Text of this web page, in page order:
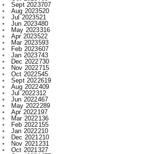
May 2023316
Apr 2023522
Mar 2023593
Feb 2023607
Jan 2023743
Dec 2022730
Nov 2022715
Oct 2022545
Sept 2022619
Aug 2022409
Jul 2022312
Jun 2022467
May 2022289
Apr 2022197
Mar 2022136
Feb 2022155
Jan 2022210
Dec 2021210
Nov 2021231
Oct 2021327
Sept 2021477
Aug 2021450
Jul 2021421
Jun 2021396